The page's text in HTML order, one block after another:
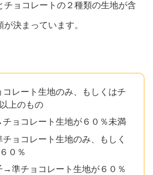
チョコレートの２種類の生地が含
決まっています。
レート生地のみ、もしくはチ
上のもの
ョコレート生地が６０％未満
ョコレート生地のみ、もしく
０％
→準チョコレート生地が６０％